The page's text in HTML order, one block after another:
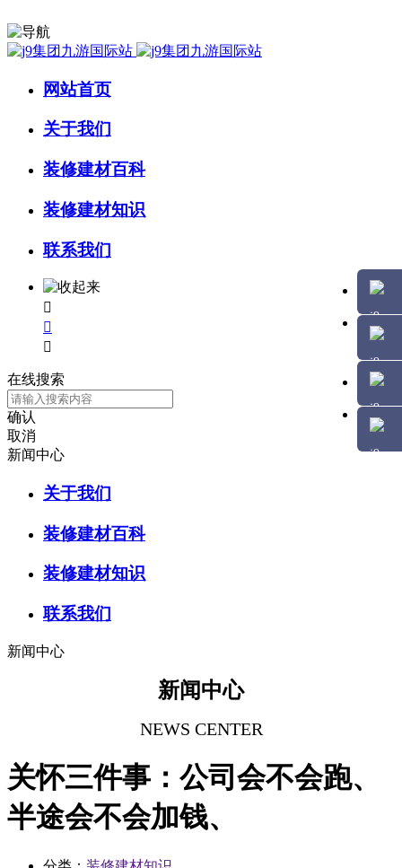
网站首页
关于我们
装修建材百科
装修建材知识
联系我们



在线搜索
确认
取消
新闻中心
关于我们
装修建材百科
装修建材知识
联系我们
新闻中心
新闻中心
NEWS CENTER
关怀三件事：公司会不会跑、
半途会不会加钱、